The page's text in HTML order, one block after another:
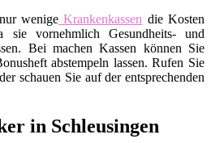
wenige Krankenkassen die Kosten
vornehmlich Gesundheits- und
Bei machen Kassen können Sie
abstempeln lassen. Rufen Sie
schauen Sie auf der entsprechenden
in Schleusingen